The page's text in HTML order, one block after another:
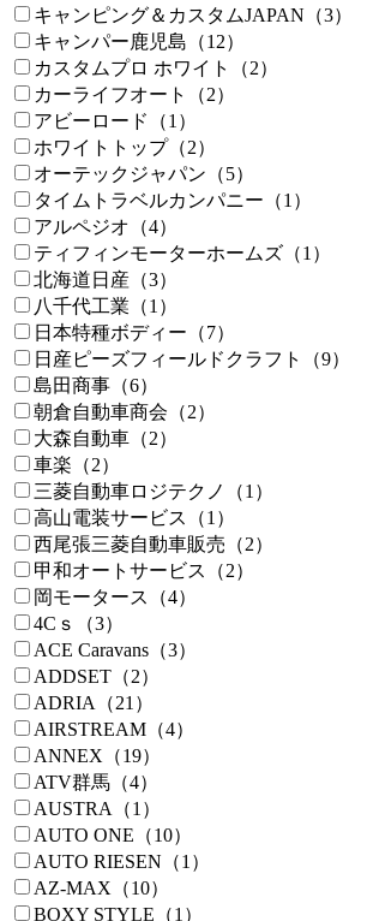
キャンピング＆カスタムJAPAN（3）
キャンパー鹿児島（12）
カスタムプロ ホワイト（2）
カーライフオート（2）
アビーロード（1）
ホワイトトップ（2）
オーテックジャパン（5）
タイムトラベルカンパニー（1）
アルペジオ（4）
ティフィンモーターホームズ（1）
北海道日産（3）
八千代工業（1）
日本特種ボディー（7）
日産ピーズフィールドクラフト（9）
島田商事（6）
朝倉自動車商会（2）
大森自動車（2）
車楽（2）
三菱自動車ロジテクノ（1）
高山電装サービス（1）
西尾張三菱自動車販売（2）
甲和オートサービス（2）
岡モータース（4）
4Cｓ（3）
ACE Caravans（3）
ADDSET（2）
ADRIA（21）
AIRSTREAM（4）
ANNEX（19）
ATV群馬（4）
AUSTRA（1）
AUTO ONE（10）
AUTO RIESEN（1）
AZ-MAX（10）
BOXY STYLE（1）